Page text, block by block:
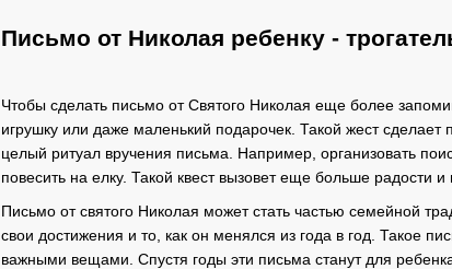
Письмо от Николая ребенку -
Чтобы сделать письмо от Святого Николая еще более
игрушку или даже маленький подарочек. Такой жест
целый ритуал вручения письма. Например, организовать
повесить на елку. Такой квест вызовет еще больше радости и
Письмо от святого Николая может стать частью семейной
свои достижения и то, как он менялся из года в год. Такое
важными вещами. Спустя годы эти письма станут для